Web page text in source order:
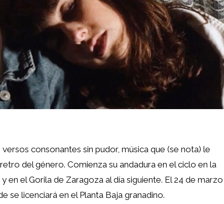
consonantes sin pudor, música que (se nota) le
del género. Comienza su andadura en el ciclo en la
en el Gorila de Zaragoza al día siguiente. El 24 de marzo
se licenciará en el Planta Baja granadino.